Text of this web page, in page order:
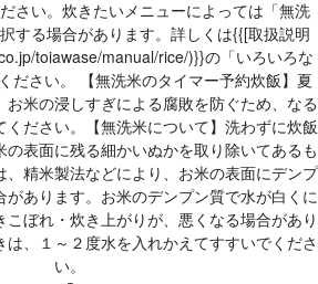
さい。炊きたいメニューによっては「無洗
する場合があります。詳しくは{{[取扱説明
toiawase/manual/rice/)}}の「いろいろな
ださい。 【無洗米のタイマー予約炊飯】夏
米の浸しすぎによる腐敗を防ぐため、なる
ださい。【無洗米について】洗わずに炊飯
表面に残る細かいぬかを取り除いてあるも
精米製法などにより、お米の表面にデンプ
があります。お米のデンプン質で水が白くに
ぼれ・炊き上がりが、悪くなる場合があり
、１～２度水を入れかえてすすいでくださ
い。